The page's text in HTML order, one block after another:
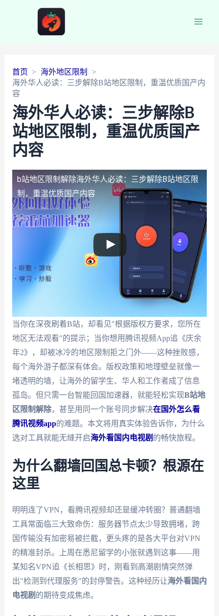
首页
海外地区限制
海外华人必读：三步解除B站地区限制，重温优质国产内
容
海外华人必读：三步解除B
站地区限制，重温优质国产
内容
b站地区限制解除海外华人必读：三步解除B站地区限
制，重温优质国产内容
当你在深夜刷着B站，却看见"根据版权方要求，您所在
地区无法观看"的提示；当你想用腾讯视频App追《庆余
年2》，却被冰冷的地区限制拒之门外——这种挫败感，
每个海外游子都深有体会。版权政策和地理壁垒就像一
堵透明的墙，让海外的留学生、华人和工作者成了信息
孤岛。但只需一台智能回国加速器，就能轻松实现B站地
区限制解除，甚至用同一个账号同步解决在国外怎么看
腾讯视频app的难题。本文将用真实体验告诉你，为什么
选对工具就能无缝开启海外看国内电视剧 的畅快旅程。
为什么翻墙回国总卡顿？根源在
这里
明明连了VPN，看腾讯视频却还是缓冲转圈？普通翻墙
工具常面临三大致命伤：服务器节点太少导致拥堵，跨
国传输没有加密易被拦截，更头疼的是各大平台对VPN
的精准封杀。上周在悉尼留学的小张就遇到这事——用
某知名VPN追《长相思》时，刚看到高潮剧情突然弹
出"检测到代理服务"的封停警告。这种经历让海外看国内
电视剧 的期待变成焦虑。